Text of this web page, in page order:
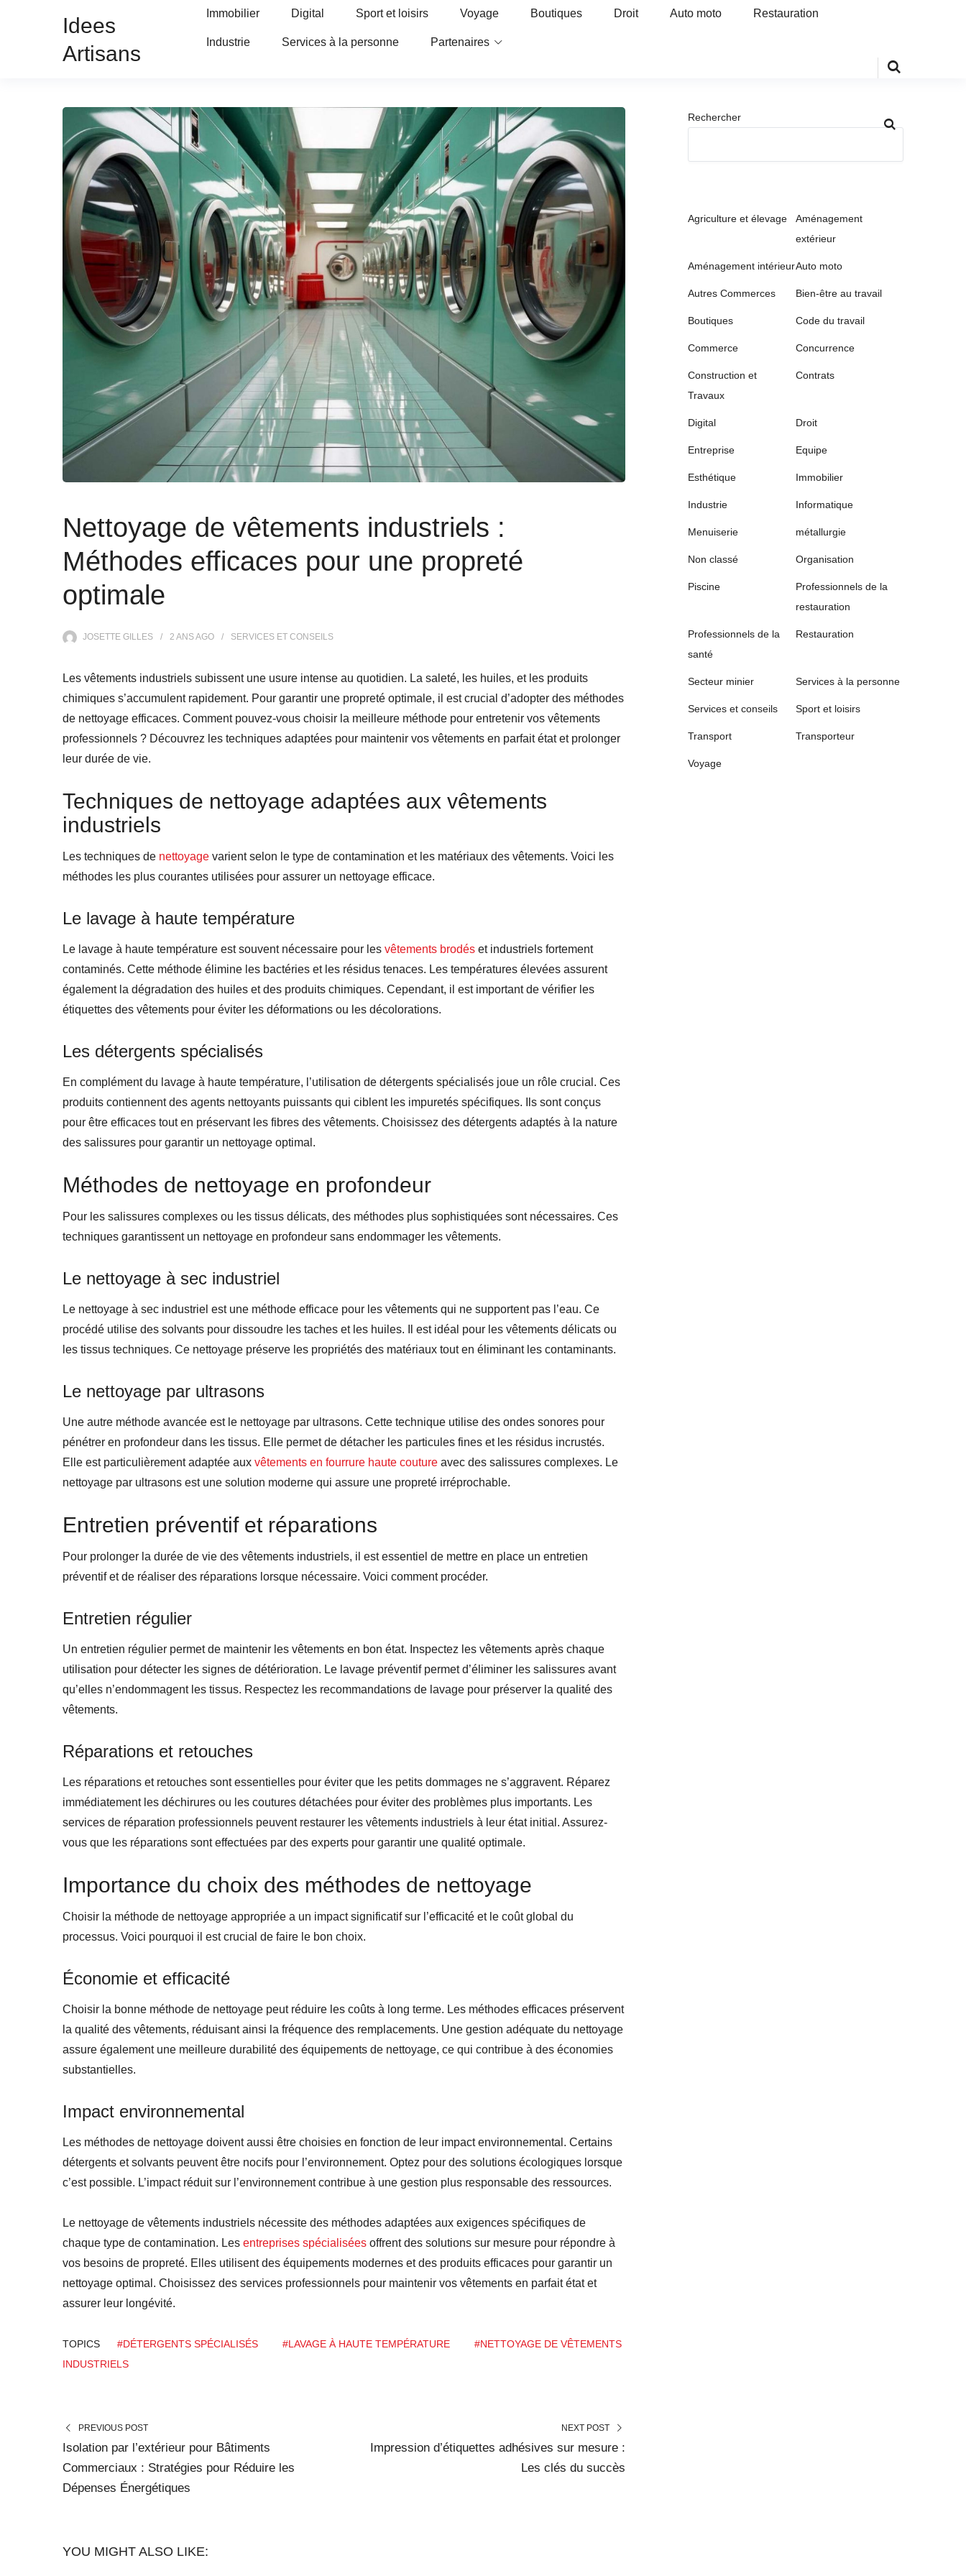
Idees
Artisans
Immobilier Digital Sport et loisirs Voyage Boutiques Droit Auto moto Restauration
Industrie Services à la personne Partenaires
Nettoyage de vêtements industriels :
Méthodes efficaces pour une propreté
optimale
JOSETTE GILLES 2 ANSAGO SERVICES ET CONSEILS
Les vêtements industriels subissent une usure intense au quotidien. La saleté, les huiles, et les produits
chimiques s’accumulent rapidement. Pour garantir une propreté optimale, il est crucial d’adopter des méthodes
de nettoyage efficaces. Comment pouvez-vous choisir la meilleure méthode pour entretenir vos vêtements
professionnels ? Découvrez les techniques adaptées pour maintenir vos vêtements en parfait état et prolonger
leur durée de vie.
Techniques de nettoyage adaptées aux vêtements
industriels
Les techniques de nettoyage varient selon le type de contamination et les matériaux des vêtements. Voici les
méthodes les plus courantes utilisées pour assurer un nettoyage efficace.
Le lavage à haute température
Le lavage à haute température est souvent nécessaire pour les vêtements brodés et industriels fortement
contaminés. Cette méthode élimine les bactéries et les résidus tenaces. Les températures élevées assurent
également la dégradation des huiles et des produits chimiques. Cependant, il est important de vérifier les
étiquettes des vêtements pour éviter les déformations ou les décolorations.
Les détergents spécialisés
En complément du lavage à haute température, l’utilisation de détergents spécialisés joue un rôle crucial. Ces
produits contiennent des agents nettoyants puissants qui ciblent les impuretés spécifiques. Ils sont conçus
pour être efficaces tout en préservant les fibres des vêtements. Choisissez des détergents adaptés à la nature
des salissures pour garantir un nettoyage optimal.
Méthodes de nettoyage en profondeur
Pour les salissures complexes ou les tissus délicats, des méthodes plus sophistiquées sont nécessaires. Ces
techniques garantissent un nettoyage en profondeur sans endommager les vêtements.
Le nettoyage à sec industriel
Le nettoyage à sec industriel est une méthode efficace pour les vêtements qui ne supportent pas l’eau. Ce
procédé utilise des solvants pour dissoudre les taches et les huiles. Il est idéal pour les vêtements délicats ou
les tissus techniques. Ce nettoyage préserve les propriétés des matériaux tout en éliminant les contaminants.
Le nettoyage par ultrasons
Une autre méthode avancée est le nettoyage par ultrasons. Cette technique utilise des ondes sonores pour
pénétrer en profondeur dans les tissus. Elle permet de détacher les particules fines et les résidus incrustés.
Elle est particulièrement adaptée aux vêtements en fourrure haute couture avec des salissures complexes. Le
nettoyage par ultrasons est une solution moderne qui assure une propreté irréprochable.
Entretien préventif et réparations
Pour prolonger la durée de vie des vêtements industriels, il est essentiel de mettre en place un entretien
préventif et de réaliser des réparations lorsque nécessaire. Voici comment procéder.
Entretien régulier
Un entretien régulier permet de maintenir les vêtements en bon état. Inspectez les vêtements après chaque
utilisation pour détecter les signes de détérioration. Le lavage préventif permet d’éliminer les salissures avant
qu’elles n’endommagent les tissus. Respectez les recommandations de lavage pour préserver la qualité des
vêtements.
Réparations et retouches
Les réparations et retouches sont essentielles pour éviter que les petits dommages ne s’aggravent. Réparez
immédiatement les déchirures ou les coutures détachées pour éviter des problèmes plus importants. Les
services de réparation professionnels peuvent restaurer les vêtements industriels à leur état initial. Assurez-
vous que les réparations sont effectuées par des experts pour garantir une qualité optimale.
Importance du choix des méthodes de nettoyage
Choisir la méthode de nettoyage appropriée a un impact significatif sur l’efficacité et le coût global du
processus. Voici pourquoi il est crucial de faire le bon choix.
Économie et efficacité
Choisir la bonne méthode de nettoyage peut réduire les coûts à long terme. Les méthodes efficaces préservent
la qualité des vêtements, réduisant ainsi la fréquence des remplacements. Une gestion adéquate du nettoyage
assure également une meilleure durabilité des équipements de nettoyage, ce qui contribue à des économies
substantielles.
Impact environnemental
Les méthodes de nettoyage doivent aussi être choisies en fonction de leur impact environnemental. Certains
détergents et solvants peuvent être nocifs pour l’environnement. Optez pour des solutions écologiques lorsque
c’est possible. L’impact réduit sur l’environnement contribue à une gestion plus responsable des ressources.
Le nettoyage de vêtements industriels nécessite des méthodes adaptées aux exigences spécifiques de
chaque type de contamination. Les entreprises spécialisées offrent des solutions sur mesure pour répondre à
vos besoins de propreté. Elles utilisent des équipements modernes et des produits efficaces pour garantir un
nettoyage optimal. Choisissez des services professionnels pour maintenir vos vêtements en parfait état et
assurer leur longévité.
TOPICS #DÉTERGENTS SPÉCIALISÉS #LAVAGE À HAUTE TEMPÉRATURE
#NETTOYAGE DE VÊTEMENTS
INDUSTRIELS
PREVIOUS POST
Isolation par l’extérieur pour Bâtiments
Commerciaux : Stratégies pour Réduire les
Dépenses Énergétiques
NEXT POST
Impression d’étiquettes adhésives sur mesure :
Les clés du succès
YOU MIGHT ALSO LIKE:
Rechercher
Agriculture et élevage
Aménagement
extérieur
Aménagement intérieurAuto moto
Autres Commerces Bien-être au travail
Boutiques Code du travail
Commerce Concurrence
Construction et
Travaux
Contrats
Digital Droit
Entreprise Equipe
Esthétique Immobilier
Industrie Informatique
Menuiserie métallurgie
Non classé Organisation
Piscine
Professionnels de la
restauration
Professionnels de la
santé
Restauration
Secteur minier Services à la personne
Services et conseils Sport et loisirs
Transport Transporteur
Voyage